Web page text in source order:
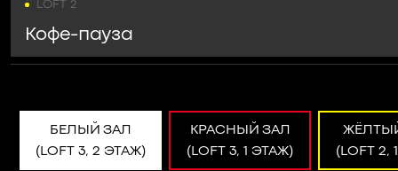
LOFT 2
Кофе-пауза
БЕЛЫЙ ЗАЛ
(LOFT 3, 2 ЭТАЖ)
КРАСНЫЙ ЗАЛ
(LOFT 3, 1 ЭТАЖ)
(LOFT 2,